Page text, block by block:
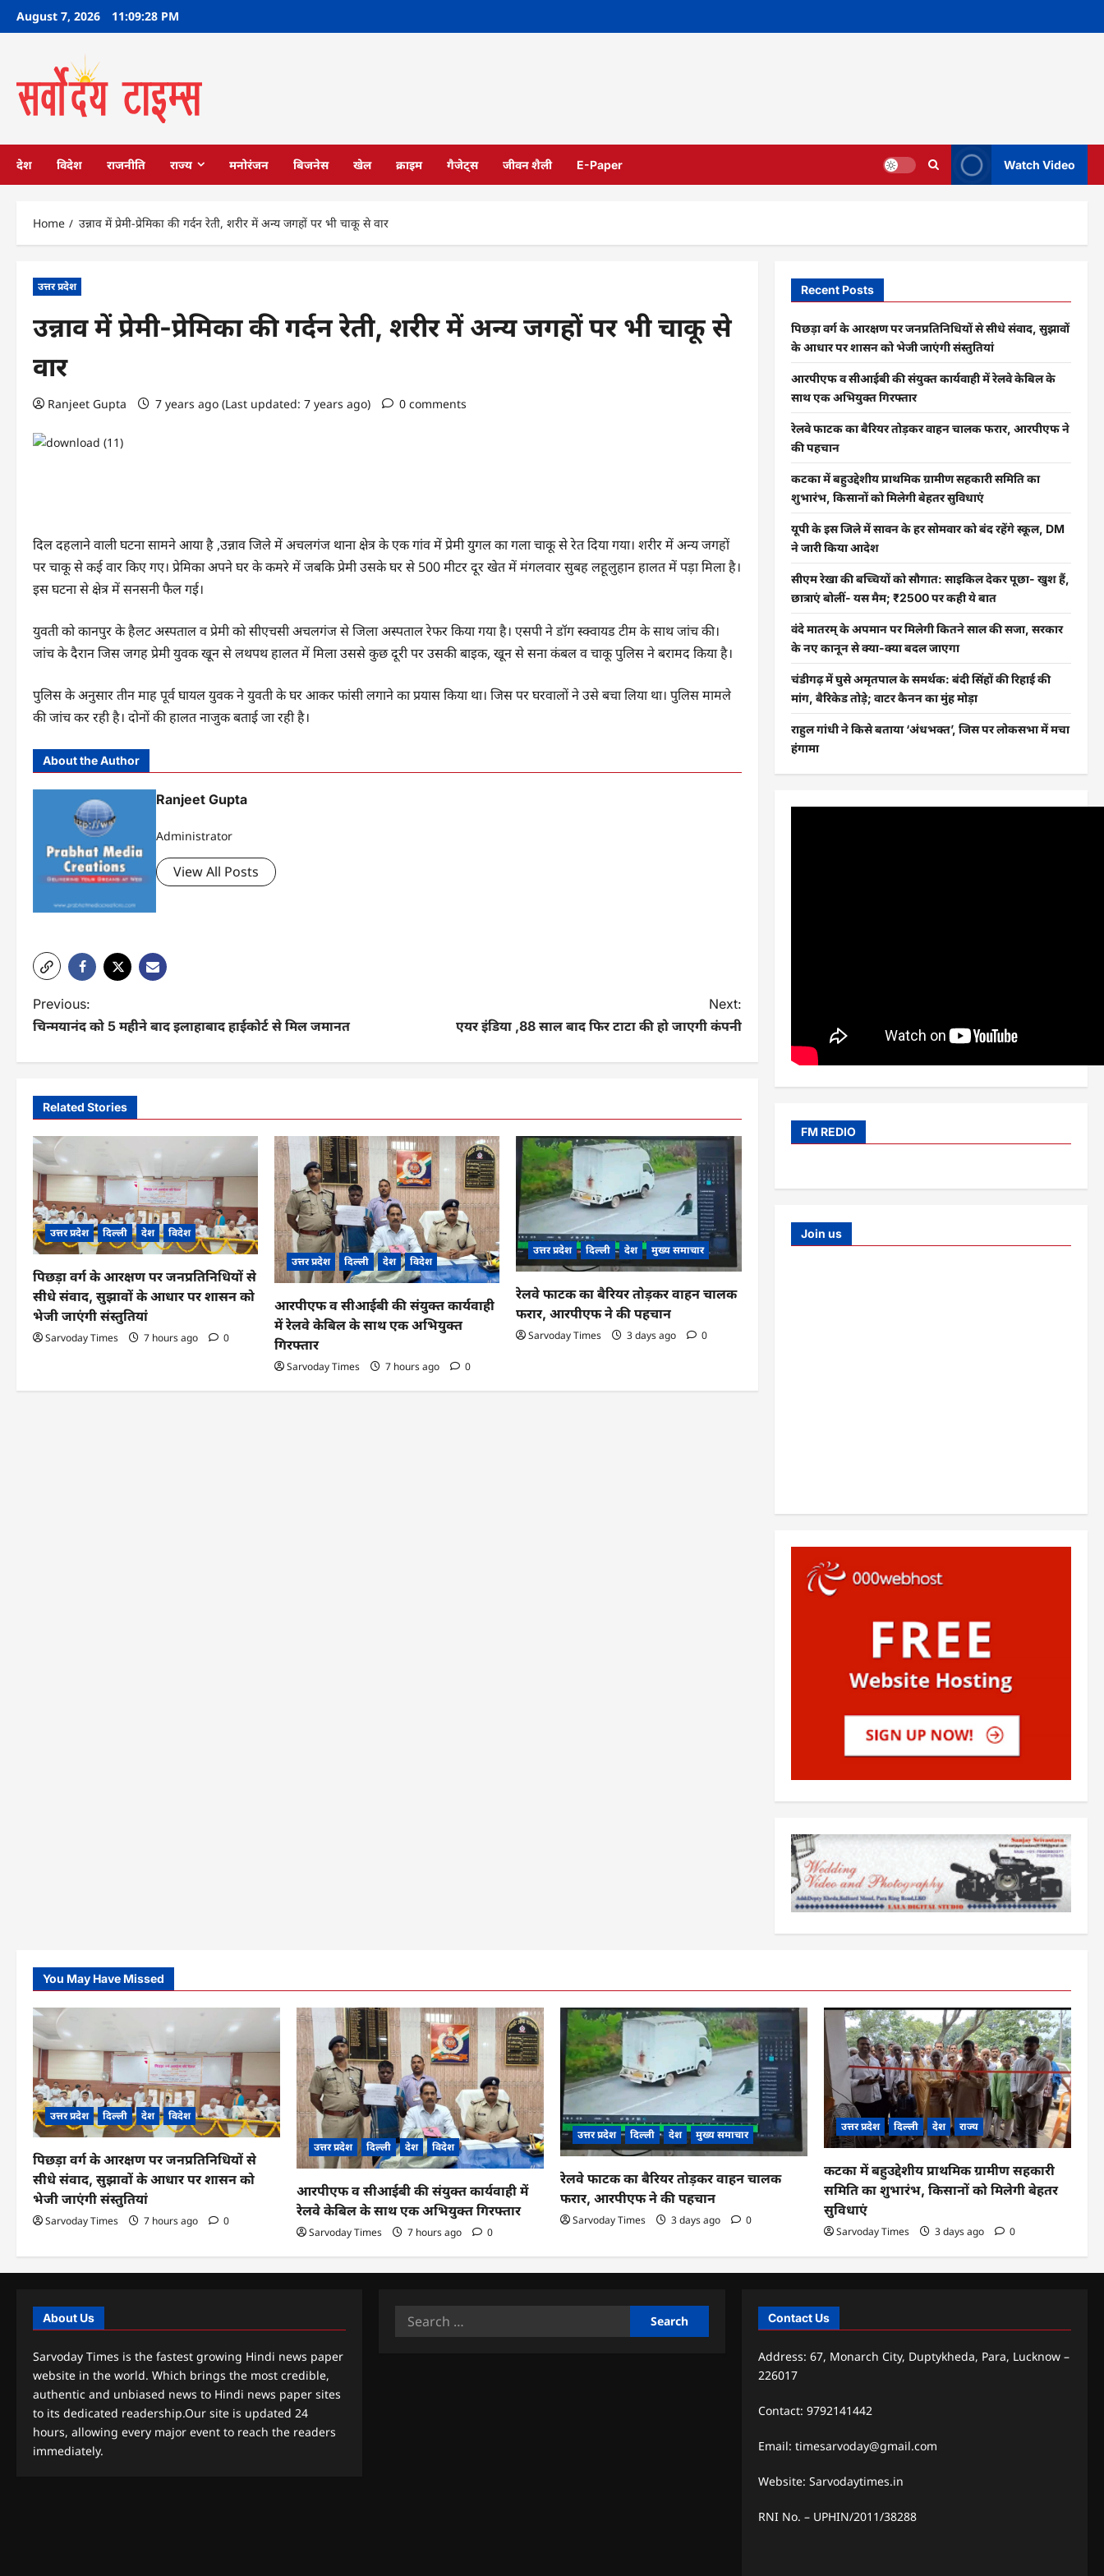
SkipAugust 7, 2026 11:09:29 PM
देश विदेश राजनीति राज्य मनोरंजन बिजनेस खेल क्राइम गैजेट्स जीवन शैली E-Paper Watch Video
Home उन्नाव में प्रेमी-प्रेमिका की गर्दन रेती, शरीर में अन्य जगहों पर भी चाकू से वार
उत्तर प्रदेश
उन्नाव में प्रेमी-प्रेमिका की गर्दन रेती, शरीर में अन्य जगहों पर भी चाकू से
वार
Ranjeet Gupta 7 years ago (Last updated: 7 years ago) 0 comments
दिल दहलाने वाली घटना सामने आया है ,उन्नाव जिले में अचलगंज थाना क्षेत्र के एक गांव में प्रेमी युगल का गला चाकू से रेत दिया गया। शरीर में अन्य जगहों
पर चाकू से कई वार किए गए। प्रेमिका अपने घर के कमरे में जबकि प्रेमी उसके घर से 500 मीटर दूर खेत में मंगलवार सुबह लहूलुहान हालत में पड़ा मिला है।
इस घटना से क्षेत्र में सनसनी फैल गई।
युवती को कानपुर के हैलट अस्पताल व प्रेमी को सीएचसी अचलगंज से जिला अस्पताल रेफर किया गया है। एसपी ने डॉग स्क्वायड टीम के साथ जांच की।
जांच के दैरान जिस जगह प्रेमी युवक खून से लथपथ हालत में मिला उससे कुछ दूरी पर उसकी बाइक, खून से सना कंबल व चाकू पुलिस ने बरामद किया है।
पुलिस के अनुसार तीन माह पूर्व घायल युवक ने युवती के घर आकर फांसी लगाने का प्रयास किया था। जिस पर घरवालों ने उसे बचा लिया था। पुलिस मामले
की जांच कर रही है। दोनों की हालत नाजुक बताई जा रही है।
About the Author
Ranjeet Gupta
Administrator
View All Posts
P
o
s
t
n
a
v
i
g
a
t
i
n
Previous:
चिन्मयानंद को 5 महीने बाद इलाहाबाद हाईकोर्ट से मिल जमानत
Next:
एयर इंडिया ,88 साल बाद फिर टाटा की हो जाएगी कंपनी
Related Stories
उत्तर प्रदेश दिल्ली देश विदेश
पिछड़ा वर्ग के आरक्षण पर जनप्रतिनिधियों से
सीधे संवाद, सुझावों के आधार पर शासन को
भेजी जाएंगी संस्तुतियां
Sarvoday Times 7 hours ago 0
उत्तर प्रदेश दिल्ली देश विदेश
आरपीएफ व सीआईबी की संयुक्त कार्यवाही
में रेलवे केबिल के साथ एक अभियुक्त
गिरफ्तार
Sarvoday Times 7 hours ago 0
उत्तर प्रदेश दिल्ली देश मुख्य समाचार
रेलवे फाटक का बैरियर तोड़कर वाहन चालक
फरार, आरपीएफ ने की पहचान
Sarvoday Times 3 days ago 0
Recent Posts
पिछड़ा वर्ग के आरक्षण पर जनप्रतिनिधियों से सीधे संवाद, सुझावों
के आधार पर शासन को भेजी जाएंगी संस्तुतियां
आरपीएफ व सीआईबी की संयुक्त कार्यवाही में रेलवे केबिल के
साथ एक अभियुक्त गिरफ्तार
रेलवे फाटक का बैरियर तोड़कर वाहन चालक फरार, आरपीएफ ने
की पहचान
कटका में बहुउद्देशीय प्राथमिक ग्रामीण सहकारी समिति का
शुभारंभ, किसानों को मिलेगी बेहतर सुविधाएं
यूपी के इस जिले में सावन के हर सोमवार को बंद रहेंगे स्कूल, DM
ने जारी किया आदेश
सीएम रेखा की बच्चियों को सौगात: साइकिल देकर पूछा- खुश हैं,
छात्राएं बोलीं- यस मैम; ₹2500 पर कही ये बात
वंदे मातरम् के अपमान पर मिलेगी कितने साल की सजा, सरकार
के नए कानून से क्या-क्या बदल जाएगा
चंडीगढ़ में घुसे अमृतपाल के समर्थक: बंदी सिंहों की रिहाई की
मांग, बैरिकेड तोड़े; वाटर कैनन का मुंह मोड़ा
राहुल गांधी ने किसे बताया ‘अंधभक्त’, जिस पर लोकसभा में मचा
हंगामा
FM REDIO
Join us
You May Have Missed
उत्तर प्रदेश दिल्ली देश विदेश
पिछड़ा वर्ग के आरक्षण पर जनप्रतिनिधियों से
सीधे संवाद, सुझावों के आधार पर शासन को
भेजी जाएंगी संस्तुतियां
Sarvoday Times 7 hours ago 0
उत्तर प्रदेश दिल्ली देश विदेश
आरपीएफ व सीआईबी की संयुक्त कार्यवाही में
रेलवे केबिल के साथ एक अभियुक्त गिरफ्तार
Sarvoday Times 7 hours ago 0
उत्तर प्रदेश दिल्ली देश मुख्य समाचार
रेलवे फाटक का बैरियर तोड़कर वाहन चालक
फरार, आरपीएफ ने की पहचान
Sarvoday Times 3 days ago 0
उत्तर प्रदेश दिल्ली देश राज्य
कटका में बहुउद्देशीय प्राथमिक ग्रामीण सहकारी
समिति का शुभारंभ, किसानों को मिलेगी बेहतर
सुविधाएं
Sarvoday Times 3 days ago 0
About Us
Sarvoday Times is the fastest growing Hindi news paper
website in the world. Which brings the most credible,
authentic and unbiased news to Hindi news paper sites
to its dedicated readership.Our site is updated 24
hours, allowing every major event to reach the readers
immediately.
Search
Contact Us
Address: 67, Monarch City, Duptykheda, Para, Lucknow –
226017
Contact: 9792141442
Email: timesarvoday@gmail.com
Website: Sarvodaytimes.in
RNI No. – UPHIN/2011/38288